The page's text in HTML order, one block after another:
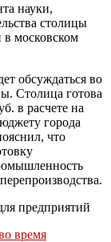
науки,
столицы
в московском
обсуждаться во
Столица готова
в расчете на
города
что
предприятий
время